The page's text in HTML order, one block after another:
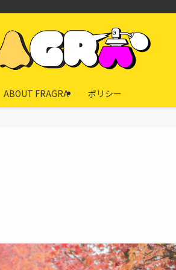
ABOUT FRAGRA ポリシー